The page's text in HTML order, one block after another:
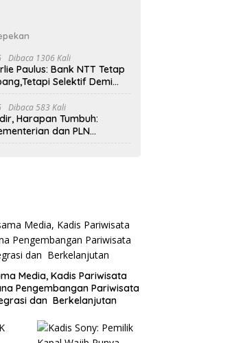
Dibaca 1306 Kali
Paulus: Bank NTT Tetap
Selektif Demi
Masyarakat
Dibaca 583 Kali
Harapan Tumbuh:
dan PLN
Infrastruktur
Media, Kadis Pariwisata
Pengembangan Pariwisata
dan Berkelanjutan